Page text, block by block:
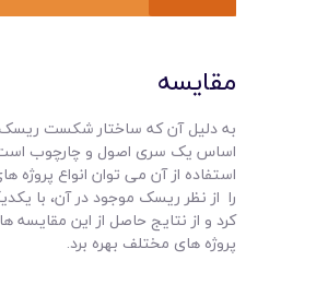
مقایسه
به دلیل آن که ساختار شکست ریسک
اساس یک سری اصول و چارچوب
استفاده از آن می توان انواع پروژه
را از نظر ریسک موجود در آن، با
کرد و از نتایج حاصل از این مقایسه ها
پروژه های مختلف بهره برد.